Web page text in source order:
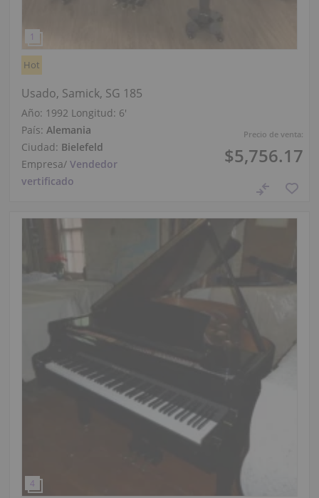
Precio de venta:
$5,756.17
Hot
Usado, Samick, SG 185
Año: 1992 Longitud: 6′
País: Alemania
Ciudad: Bielefeld
Empresa/ Vendedor
vertificado